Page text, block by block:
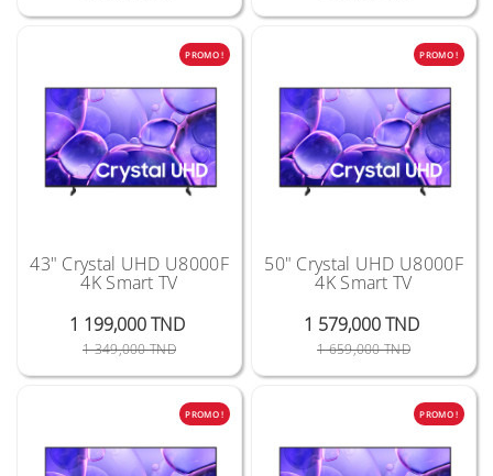
PROMO !
43" Crystal UHD U8000F
4K Smart TV
1 199,000 TND
1 349,000 TNDPrix Public
Prix
PROMO !
50" Crystal UHD U8000F
4K Smart TV
1 579,000 TND
1 659,000 TNDPrix Public
Prix
PROMO ! PROMO !